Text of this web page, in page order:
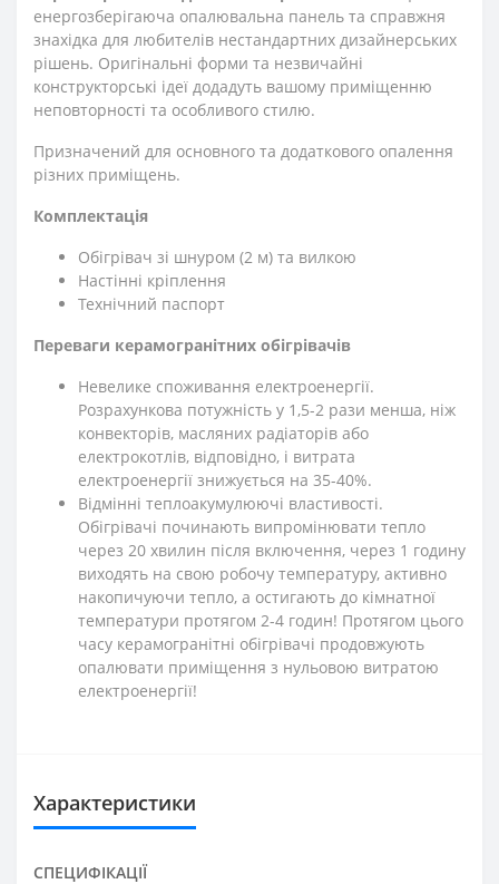
енергозберігаюча опалювальна панель та справжня
знахідка для любителів нестандартних дизайнерських
рішень. Оригінальні форми та незвичайні
конструкторські ідеї додадуть вашому приміщенню
неповторності та особливого стилю.
Призначений для основного та додаткового опалення
різних приміщень.
Комплектація
Обігрівач зі шнуром (2 м) та вилкою
Настінні кріплення
Технічний паспорт
Переваги керамогранітних обігрівачів
Невелике споживання електроенергії.
Розрахункова потужність у 1,5-2 рази менша, ніж
конвекторів, масляних радіаторів або
електрокотлів, відповідно, і витрата
електроенергії знижується на 35-40%.
Відмінні теплоакумулюючі властивості.
Обігрівачі починають випромінювати тепло
через 20 хвилин після включення, через 1 годину
виходять на свою робочу температуру, активно
накопичуючи тепло, а остигають до кімнатної
температури протягом 2-4 годин! Протягом цього
часу керамогранітні обігрівачі продовжують
опалювати приміщення з нульовою витратою
електроенергії!
Характеристики
СПЕЦИФІКАЦІЇ